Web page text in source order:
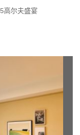
高尔夫盛宴